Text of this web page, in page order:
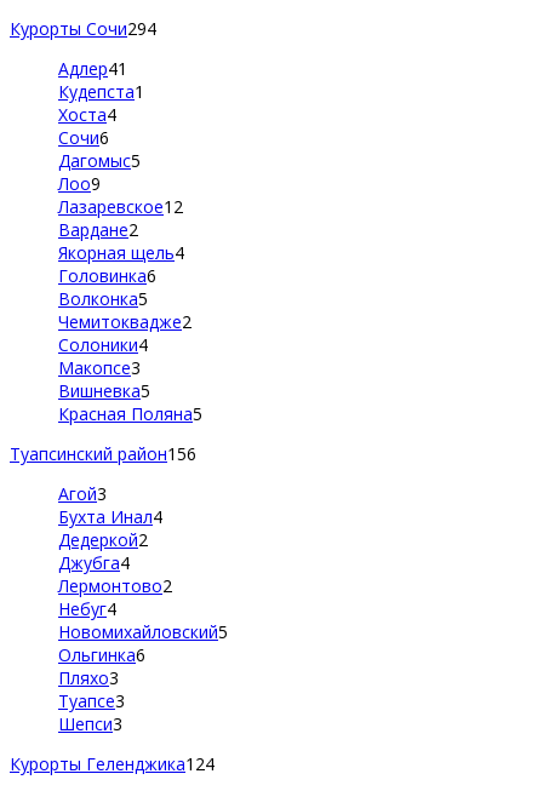
Курорты Сочи294
Адлер41
Кудепста1
Хоста4
Сочи6
Дагомыс5
Лоо9
Лазаревское12
Вардане2
Якорная щель4
Головинка6
Волконка5
Чемитоквадже2
Солоники4
Макопсе3
Вишневка5
Красная Поляна5
Туапсинский район156
Агой3
Бухта Инал4
Дедеркой2
Джубга4
Лермонтово2
Небуг4
Новомихайловский5
Ольгинка6
Пляхо3
Туапсе3
Шепси3
Курорты Геленджика124